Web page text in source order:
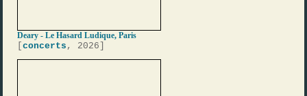
Deary - Le Hasard Ludique, Paris
[concerts , 2026]